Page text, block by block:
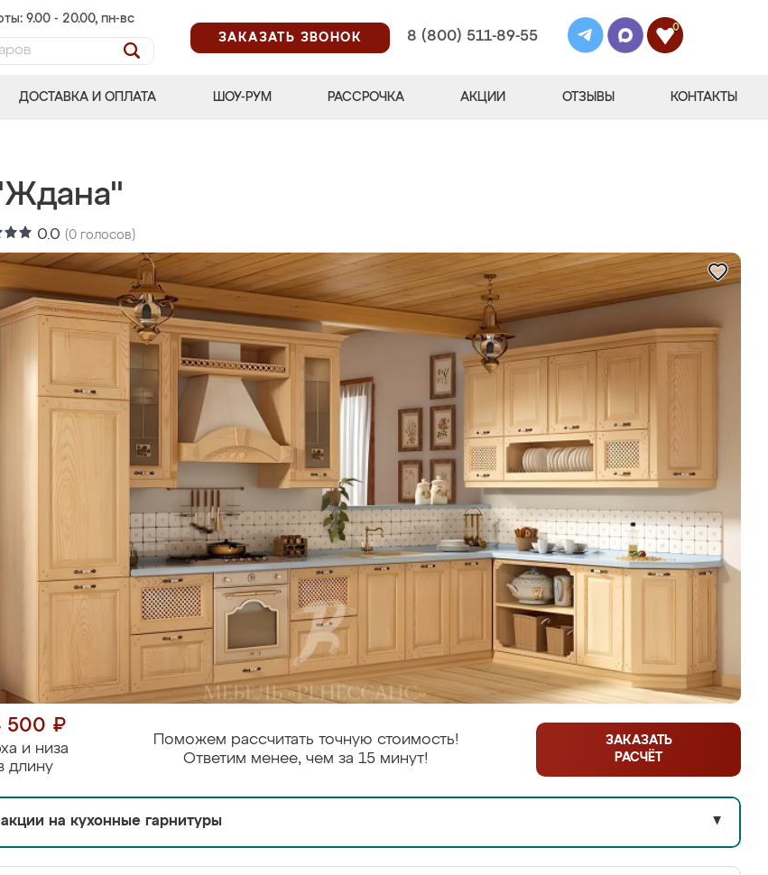
9.00 - 20.00, пн-вс
ЗАКАЗАТЬ ЗВОНОК
8 (800) 511-89-55
0
ДОСТАВКА И ОПЛАТА ШОУ-РУМ РАССРОЧКА АКЦИИ ОТЗЫВЫ КОНТАКТЫ
0.0 (0 голосов)
500 ₽
и низа
длину
Поможем рассчитать точную стоимость!
Ответим менее, чем за 15 минут!
ЗАКАЗАТЬ
РАСЧЁТ
акции на кухонные гарнитуры ▼